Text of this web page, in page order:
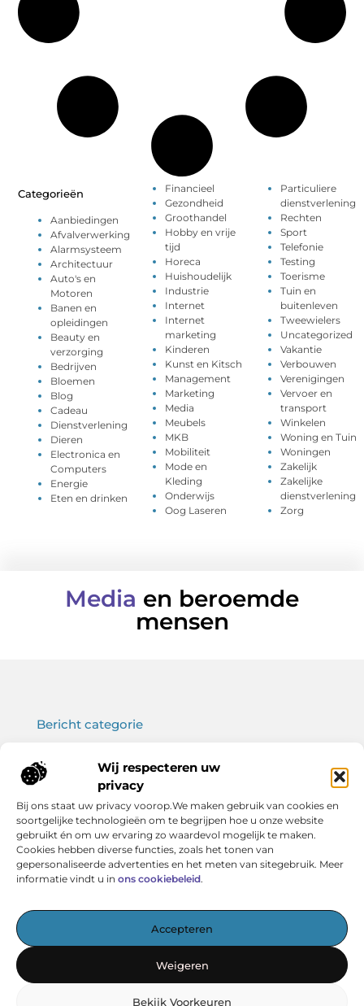
Wij respecteren uw
privacy
Bij ons staat uw privacy voorop.We maken gebruik van cookies en
soortgelijke technologieën om te begrijpen hoe u onze website
gebruikt én om uw ervaring zo waardevol mogelijk te maken.
Cookies hebben diverse functies, zoals het tonen van
gepersonaliseerde advertenties en het meten van sitegebruik. Meer
informatie vindt u in ons cookiebeleid.
Accepteren
Weigeren
Bekijk Voorkeuren
Categorieën
Aanbiedingen
Afvalverwerking
Alarmsysteem
Architectuur
Auto's en
Motoren
Banen en
opleidingen
Beauty en
verzorging
Bedrijven
Bloemen
Blog
Cadeau
Dienstverlening
Dieren
Electronica en
Computers
Energie
Eten en drinken
Financieel
Gezondheid
Groothandel
Hobby en vrije
tijd
Horeca
Huishoudelijk
Industrie
Internet
Internet
marketing
Kinderen
Kunst en Kitsch
Management
Marketing
Media
Meubels
MKB
Mobiliteit
Mode en
Kleding
Onderwijs
Oog Laseren
Particuliere
dienstverlening
Rechten
Sport
Telefonie
Testing
Toerisme
Tuin en
buitenleven
Tweewielers
Uncategorized
Vakantie
Verbouwen
Verenigingen
Vervoer en
transport
Winkelen
Woning en Tuin
Woningen
Zakelijk
Zakelijke
dienstverlening
Zorg
Media en beroemde
mensen
Het startpunt voor kennis en inspiratie
— Verken boeiende artikelen, handige tips en verhelderende
vandaag nog wat Vereniging BERK voor jou in petto heeft!
Onze informatie
Bericht categorie